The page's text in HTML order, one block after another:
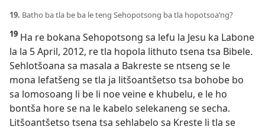
19. Batho ba tla be ba le teng Sehopotsong ba tla hopotsoa’ng?
19 Ha re bokana Sehopotsong sa lefu la Jesu ka Labone
la la 5 April, 2012, re tla hopola lithuto tsena tsa Bibele.
Sehlotšoana sa masala a Bakreste se ntseng se le
mona lefatšeng se tla ja litšoantšetso tsa bohobe bo
sa lomosoang li be li noe veine e khubelu, e le ho
bontša hore se na le kabelo selekaneng se secha.
Litšoantšetso tsena tsa sehlabelo sa Kreste li tla se